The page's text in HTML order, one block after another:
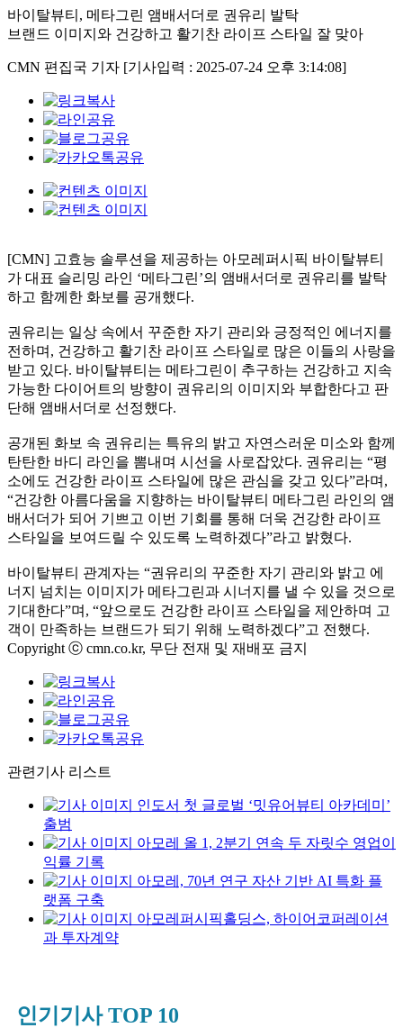
바이탈뷰티, 메타그린 앰배서더로 권유리 발탁
브랜드 이미지와 건강하고 활기찬 라이프 스타일 잘 맞아
CMN 편집국 기자 [기사입력 : 2025-07-24 오후 3:14:08]
[CMN] 고효능 솔루션을 제공하는 아모레퍼시픽 바이탈뷰티
가 대표 슬리밍 라인 ‘메타그린’의 앰배서더로 권유리를 발탁
하고 함께한 화보를 공개했다.
권유리는 일상 속에서 꾸준한 자기 관리와 긍정적인 에너지를
전하며, 건강하고 활기찬 라이프 스타일로 많은 이들의 사랑을
받고 있다. 바이탈뷰티는 메타그린이 추구하는 건강하고 지속
가능한 다이어트의 방향이 권유리의 이미지와 부합한다고 판
단해 앰배서더로 선정했다.
공개된 화보 속 권유리는 특유의 밝고 자연스러운 미소와 함께
탄탄한 바디 라인을 뽐내며 시선을 사로잡았다. 권유리는 “평
소에도 건강한 라이프 스타일에 많은 관심을 갖고 있다”라며,
“건강한 아름다움을 지향하는 바이탈뷰티 메타그린 라인의 앰
배서더가 되어 기쁘고 이번 기회를 통해 더욱 건강한 라이프
스타일을 보여드릴 수 있도록 노력하겠다”라고 밝혔다.
바이탈뷰티 관계자는 “권유리의 꾸준한 자기 관리와 밝고 에
너지 넘치는 이미지가 메타그린과 시너지를 낼 수 있을 것으로
기대한다”며, “앞으로도 건강한 라이프 스타일을 제안하며 고
객이 만족하는 브랜드가 되기 위해 노력하겠다”고 전했다.
Copyright ⓒ cmn.co.kr, 무단 전재 및 재배포 금지
관련기사 리스트
인도서 첫 글로벌 ‘밋유어뷰티 아카데미’
출범
아모레 올 1, 2분기 연속 두 자릿수 영업이
익률 기록
아모레, 70년 연구 자산 기반 AI 특화 플
랫폼 구축
아모레퍼시픽홀딩스, 하이어코퍼레이션
과 투자계약
인기기사 TOP 10